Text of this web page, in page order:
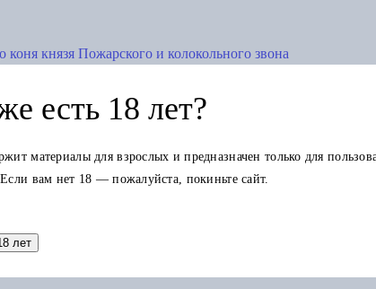
князя Пожарского и колокольного звона
есть 18 лет?
материалы для взрослых и предназначен только для
вам нет 18 — пожалуйста, покиньте сайт.
лет